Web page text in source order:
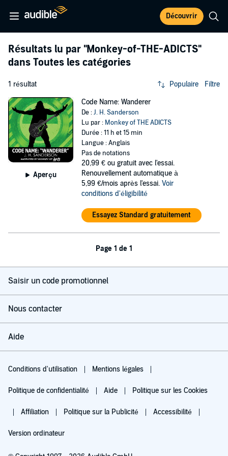
Découvrir
Résultats lu par "Monkey-of-THE-ADICTS"
dans Toutes les catégories
1 résultat Populaire Filtre
Aperçu
Code Name: Wanderer
De :J. H. Sanderson
Lu par : Monkey of THE ADICTS
Durée : 11 h et 15 min
Langue : Anglais
Pas de notations
20,99 € ou gratuit avec l'essai.
Renouvellement automatique à
5,99 €/mois après l'essai. Voir
conditions d'éligibilité
Essayez Standard gratuitement
Page 1 de 1
Saisir un code promotionnel
Nous contacter
Aide
Conditions d'utilisation Mentions légales
Politique de confidentialité Aide Politique sur les Cookies
Affiliation Politique sur la Publicité Accessibilité
Version ordinateur